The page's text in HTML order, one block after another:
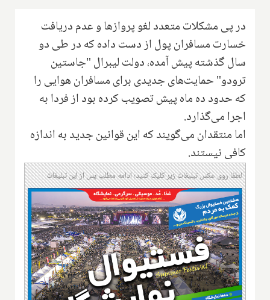
در پی مشکلات متعدد لغو پروازها و عدم دریافت
خسارت مسافران پول از دست داده که در طی دو
سال گذشته پیش آمده، دولت لیبرال "جاستین
ترودو" حمایت‌های جدیدی برای مسافران هوایی را
که حدود ده ماه پیش تصویب کرده بود از فردا به
اجرا می‌گذارد.
اما منتقدان می‌گویند که این قوانین جدید به اندازه
کافی نیستند.
لطفا روی عکس تبلیغات زیر کلیک کنید؛ ادامه مطلب پس از این تبلیغات